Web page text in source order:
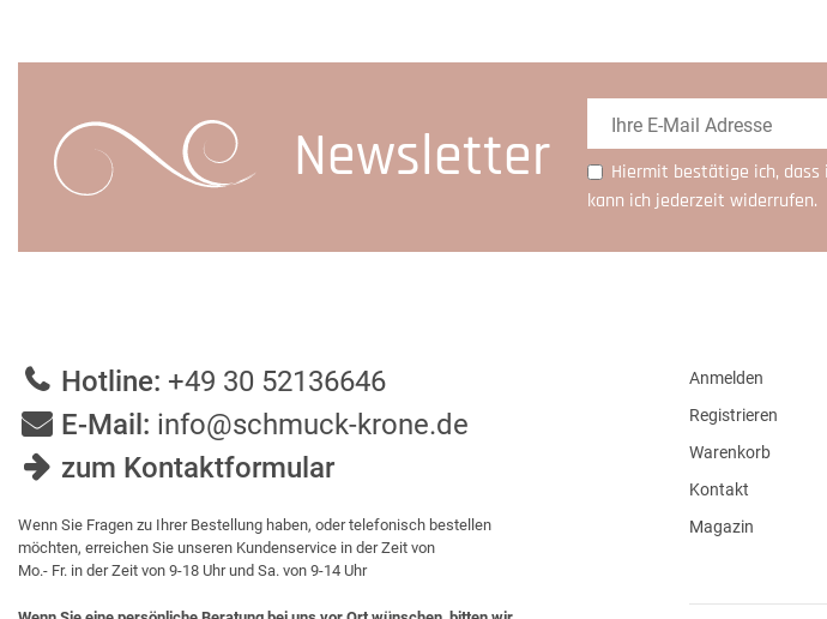
Newsletter Hiermit bestätige ich, dass
kann ich jederzeit widerrufen.
Hotline: +49 30 52136646
E-Mail: info@schmuck-krone.de
zum Kontaktformular
Wenn Sie Fragen zu Ihrer Bestellung haben, oder telefonisch bestellen
möchten, erreichen Sie unseren Kundenservice in der Zeit von
Mo.- Fr. in der Zeit von 9-18 Uhr und Sa. von 9-14 Uhr
Anmelden
Registrieren
Warenkorb
Kontakt
Magazin